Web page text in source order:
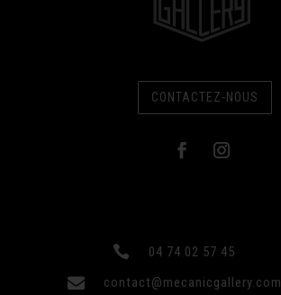
CONTACTEZ-NOUS
 04 74 02 57 45
 contact@mecanicgallery.com